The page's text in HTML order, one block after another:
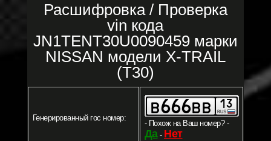
Расшифровка / Проверка
vin кода
JN1TENT30U0090459 марки
NISSAN модели X-TRAIL
(T30)
Генерированный гос номер:
- Похож на Ваш номер? -
Да- Нет